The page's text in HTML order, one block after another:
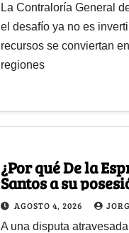
La Contraloría General
el desafío ya no es
recursos se conviertan
regiones
¿Por qué De la
Santos a su
AGOSTO 4, 2026
A una disputa